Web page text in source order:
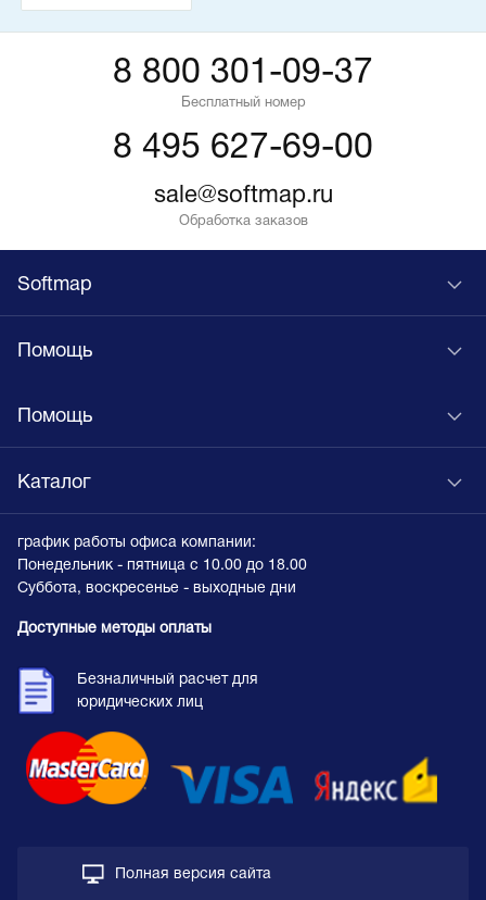
8 800 301-09-37
Бесплатный номер
8 495 627-69-00
sale@softmap.ru
Обработка заказов
Softmap
Помощь
Помощь
Каталог
график работы офиса компании:
Понедельник - пятница с 10.00 до 18.00
Суббота, воскресенье - выходные дни
Доступные методы оплаты
Безналичный расчет для
юридических лиц
Полная версия сайта